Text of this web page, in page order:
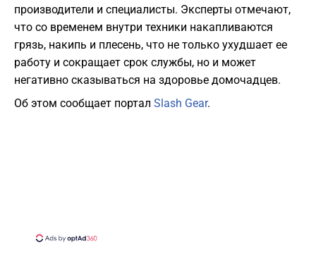
производители и специалисты. Эксперты отмечают,
что со временем внутри техники накапливаются
грязь, накипь и плесень, что не только ухудшает ее
работу и сокращает срок службы, но и может
негативно сказываться на здоровье домочадцев.
Об этом сообщает портал Slash Gear.